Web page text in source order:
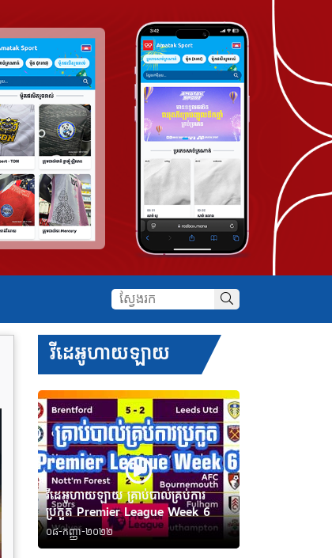
វីដេអូហាយឡាយ
វីដេអូហាយឡាយ គ្រាប់បាល់គ្រប់ការ
ប្រកួត Premier League Week 6
០៨-កញ្ញា-២០២២